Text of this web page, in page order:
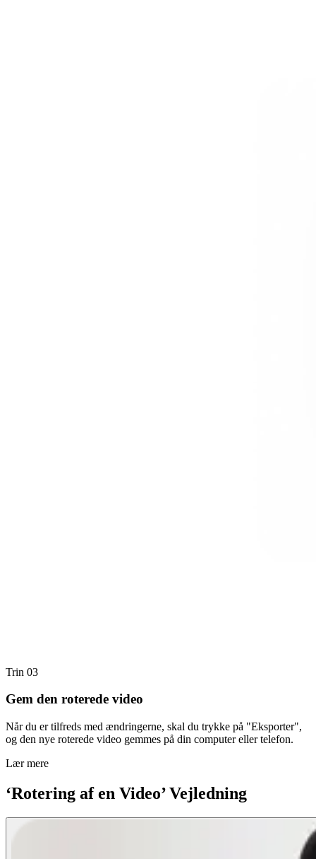
Trin 03
Gem den roterede video
Når du er tilfreds med ændringerne, skal du trykke på "Eksporter",
og den nye roterede video gemmes på din computer eller telefon.
Lær mere
‘Rotering af en Video’ Vejledning